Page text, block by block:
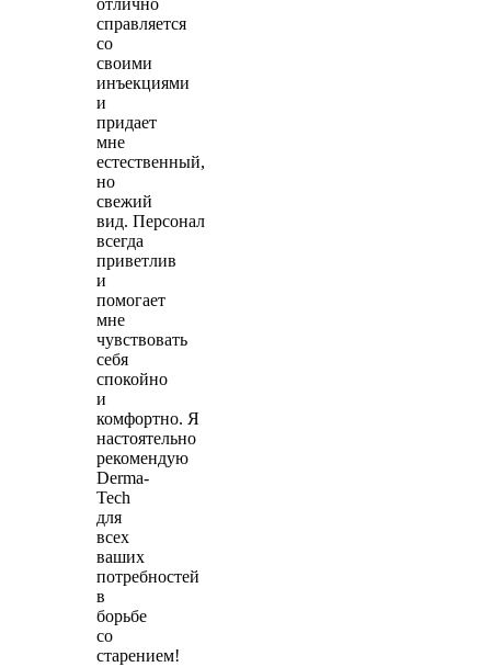
отлично
справляется
со
своими
инъекциями
и
придает
мне
естественный,
но
свежий
вид. Персонал
всегда
приветлив
и
помогает
мне
чувствовать
себя
спокойно
и
комфортно. Я
настоятельно
рекомендую
Derma-
Tech
для
всех
ваших
потребностей
в
борьбе
со
старением!